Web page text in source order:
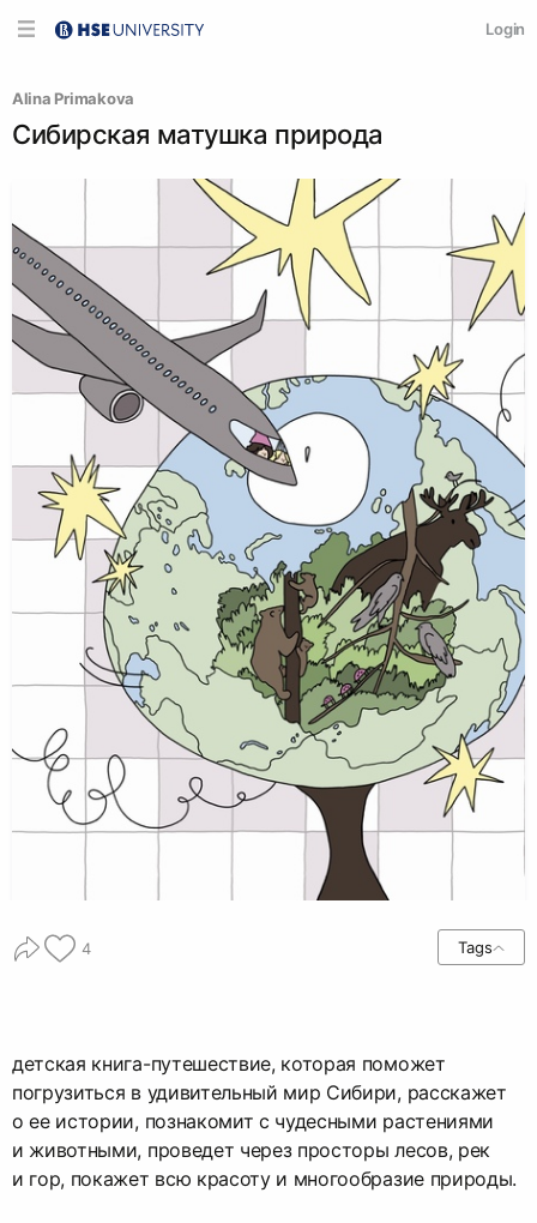
Login
Alina Primakova
Сибирская матушка природа
4 Tags
детская книга-путешествие, которая поможет
погрузиться в удивительный мир Сибири, расскажет
о ее истории, познакомит с чудесными растениями
и животными, проведет через просторы лесов, рек
и гор, покажет всю красоту и многообразие природы.